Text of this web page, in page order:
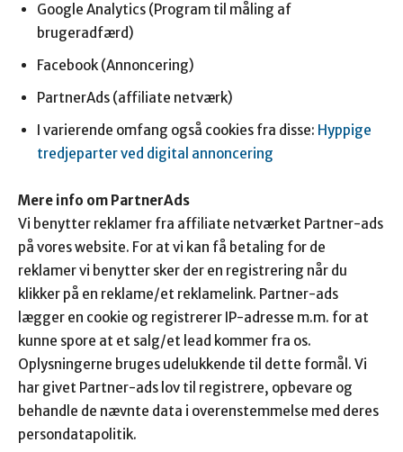
Google Analytics (Program til måling af
brugeradfærd)
Facebook (Annoncering)
PartnerAds (affiliate netværk)
I varierende omfang også cookies fra disse: Hyppige
tredjeparter ved digital annoncering
Mere info om PartnerAds
Vi benytter reklamer fra affiliate netværket Partner-ads
på vores website. For at vi kan få betaling for de
reklamer vi benytter sker der en registrering når du
klikker på en reklame/et reklamelink. Partner-ads
lægger en cookie og registrerer IP-adresse m.m. for at
kunne spore at et salg/et lead kommer fra os.
Oplysningerne bruges udelukkende til dette formål. Vi
har givet Partner-ads lov til registrere, opbevare og
behandle de nævnte data i overenstemmelse med deres
persondatapolitik.